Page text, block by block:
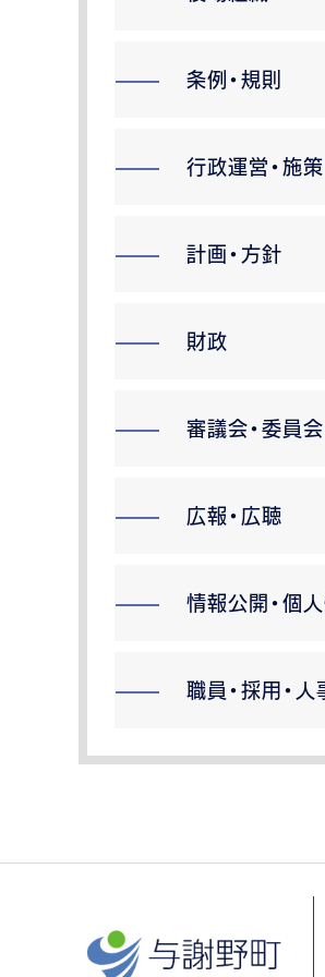
条例・規則
行政運営・施策
計画・方針
財政
審議会・委員会
広報・広聴
情報公開・個
職員・採用・人